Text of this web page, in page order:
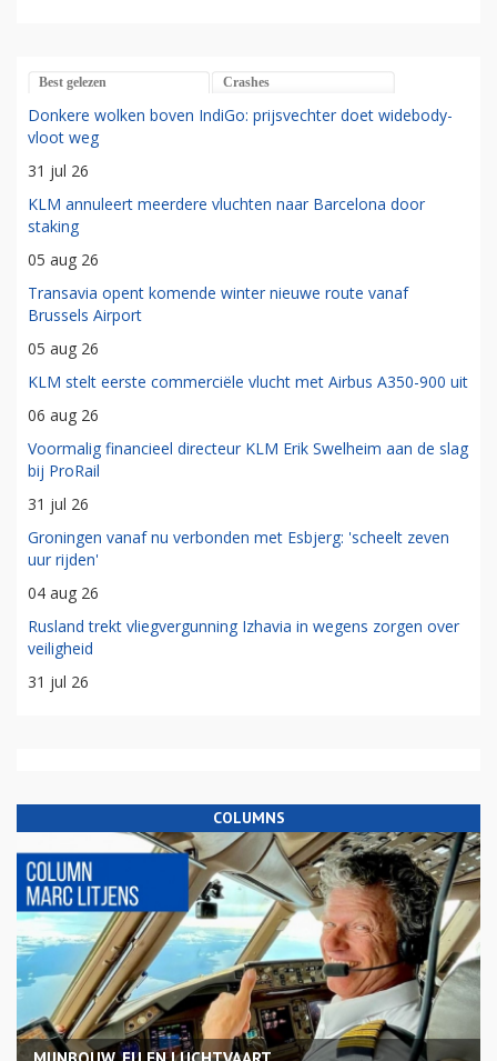
Best gelezen Crashes
Donkere wolken boven IndiGo: prijsvechter doet widebody-
vloot weg
31 jul 26
KLM annuleert meerdere vluchten naar Barcelona door
staking
05 aug 26
Transavia opent komende winter nieuwe route vanaf
Brussels Airport
05 aug 26
KLM stelt eerste commerciële vlucht met Airbus A350-900 uit
06 aug 26
Voormalig financieel directeur KLM Erik Swelheim aan de slag
bij ProRail
31 jul 26
Groningen vanaf nu verbonden met Esbjerg: 'scheelt zeven
uur rijden'
04 aug 26
Rusland trekt vliegvergunning Izhavia in wegens zorgen over
veiligheid
31 jul 26
COLUMNS